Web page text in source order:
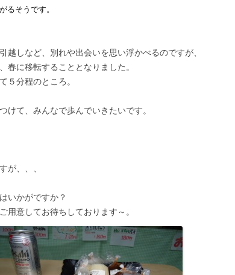
るそうです。
越しなど、別れや出会いを思い浮かべるのですが、
春に移転することとなりました。
５分程のところ。
けて、みんなで歩んでいきたいです。
が、、、
いかがですか？
用意してお待ちしております～。